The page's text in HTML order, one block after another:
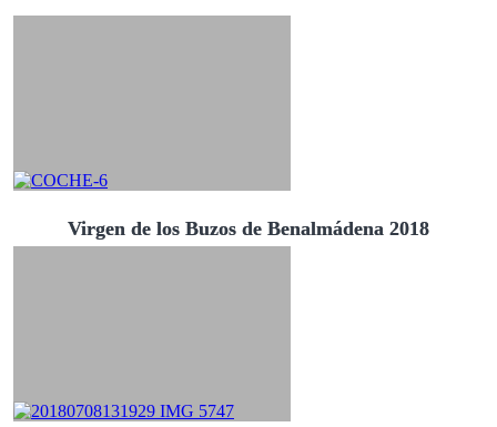
Virgen de los Buzos de Benalmádena 2018